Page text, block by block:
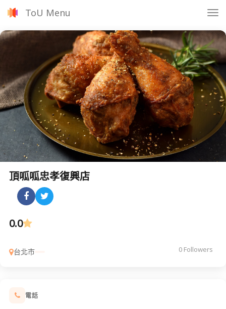
ToU Menu
頂呱呱忠孝復興店
0.0
台北市 0 Followers
電話